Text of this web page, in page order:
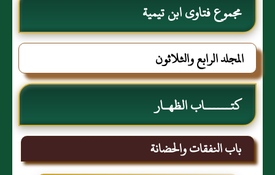
مجموع فتاوى ابن تيمية
المجلد الرابع والثلاثون
كتــــــاب الظهـار
باب النفقات والحضانة